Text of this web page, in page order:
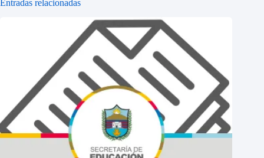
Entradas relacionadas